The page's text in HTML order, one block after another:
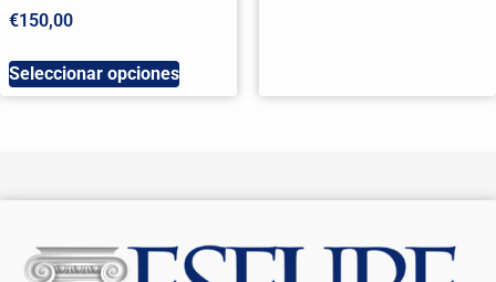
€150,00
Seleccionar opciones